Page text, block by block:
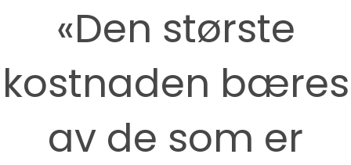
«Den største
kostnaden bæres
av de som er